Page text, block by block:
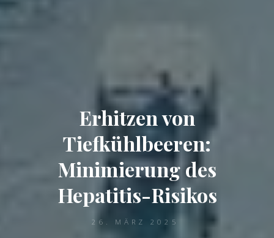
Erhitzen von
Tiefkühlbeeren:
Minimierung des
Hepatitis-Risikos
26. MÄRZ 2025